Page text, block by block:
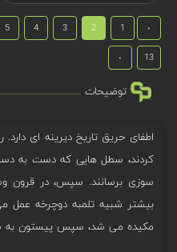
‹
1
2
3
4
5
13
›
توضیحات
اطفای حریق تاریخ دیرینه ای
کردند، سطل هایی که دست به
سوزی برسانند. سپس، در قرون
بیشتر شبیه تلمبه دوچرخه عمل
مکیده می ‌شد، سپس پیستون به